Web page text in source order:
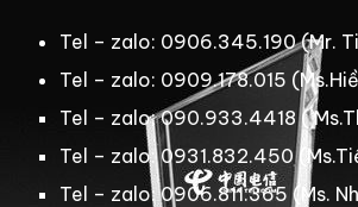
Tel – zalo: 0906.345.190 (Mr.
Tel – zalo: 0909.178.015
Tel – zalo: 090.933.4418 (
Tel – zalo: 0931.832.450
Tel – zalo: 0906.811.365 (Ms.